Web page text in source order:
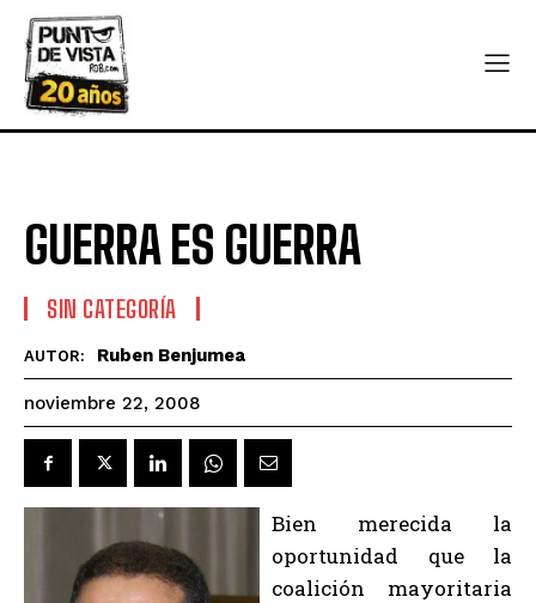
GUERRA ES GUERRA
SIN CATEGORÍA
AUTOR: Ruben Benjumea
noviembre 22, 2008
Bien merecida la
oportunidad que la
coalición mayoritaria